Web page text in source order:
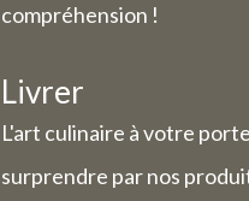
compréhension !
Livrer
L'art culinaire à votre
surprendre par nos